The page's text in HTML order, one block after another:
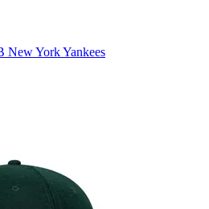
New York Yankees